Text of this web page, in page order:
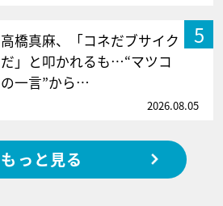
5
高橋真麻、「コネだブサイク
だ」と叩かれるも…“マツコ
の一言”から…
2026.08.05
もっと見る